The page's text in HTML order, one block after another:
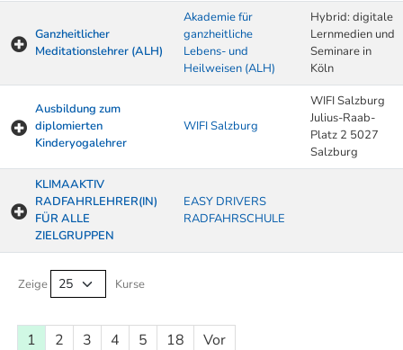
Ganzheitlicher
Meditationslehrer (ALH)
Akademie für
ganzheitliche
Lebens- und
Heilweisen (ALH)
Hybrid: digitale
Lernmedien und
Seminare in
Köln
Ausbildung zum
diplomierten
Kinderyogalehrer
WIFI Salzburg
WIFI Salzburg
Julius-Raab-
Platz 2 5027
Salzburg
KLIMAAKTIV
RADFAHRLEHRER(IN)
FÜR ALLE
ZIELGRUPPEN
EASY DRIVERS
RADFAHRSCHULE
Zeige Kurse
1 2 3 4 5 18 Vor